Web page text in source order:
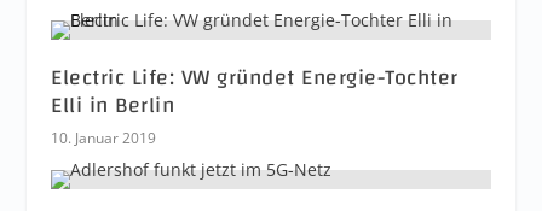
Electric Life: VW gründet Energie-Tochter
Elli in Berlin
10. Januar 2019